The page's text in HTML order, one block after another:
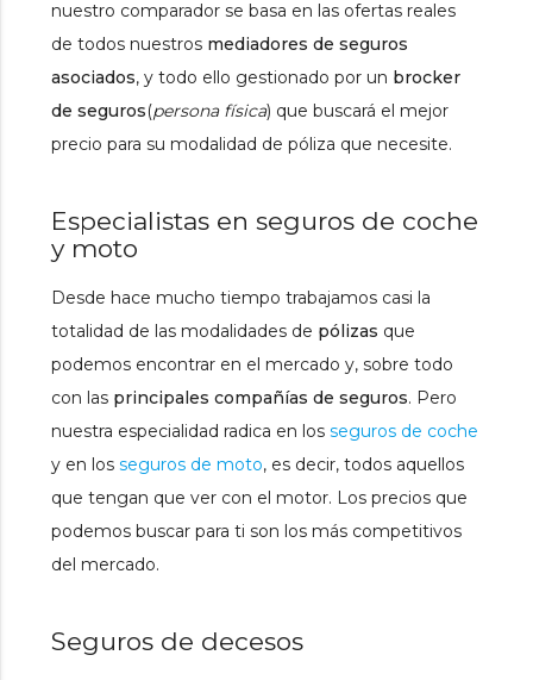
nuestro comparador se basa en las ofertas reales
de todos nuestros mediadores de seguros
asociados, y todo ello gestionado por un brocker
de seguros(persona física) que buscará el mejor
precio para su modalidad de póliza que necesite.
Especialistas en seguros de coche
y moto
Desde hace mucho tiempo trabajamos casi la
totalidad de las modalidades de pólizas que
podemos encontrar en el mercado y, sobre todo
con las principales compañías de seguros. Pero
nuestra especialidad radica en losseguros de coche
y en losseguros de moto, es decir, todos aquellos
que tengan que ver con el motor. Los precios que
podemos buscar para ti son los más competitivos
del mercado.
Seguros de decesos